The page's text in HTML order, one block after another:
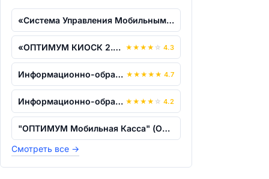
«Система Управления Мобильными Специал...
«ОПТИМУМ КИОСК 2.0 (OPTIMUM MDM KIOSK... ★ ★ ★ ★ ☆ 4.3
Информационно-образовательная платформ... ★ ★ ★ ★ ★ 4.7
Информационно-образовательная платформ... ★ ★ ★ ★ ☆ 4.2
"ОПТИМУМ Мобильная Касса" (OPTIMUM Mob...
Смотреть все →